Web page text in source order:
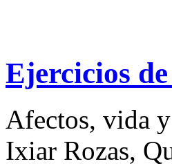
Ejercicios
Afectos, vida
Ixiar Rozas,